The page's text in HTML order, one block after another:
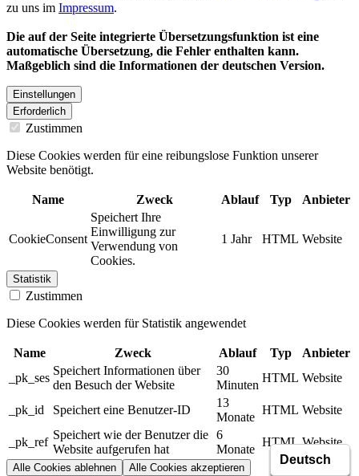
zu uns im Impressum.
Die auf der Seite integrierte Übersetzungsfunktion ist eine
automatische Übersetzung, die Fehler enthalten kann.
Maßgeblich sind die Informationen der deutschen Version.
Einstellungen
Erforderlich
Zustimmen
Diese Cookies werden für eine reibungslose Funktion unserer
Website benötigt.
Name Zweck Ablauf Typ Anbieter
CookieConsent
Speichert Ihre
Einwilligung zur
Verwendung von
Cookies.
1 Jahr HTML Website
Statistik
Zustimmen
Diese Cookies werden für Statistik angewendet
Name Zweck Ablauf Typ
Anbieter
_pk_ses
Speichert Informationen über
den Besuch der Website
30
Minuten
HTML Website
_pk_id Speichert eine Benutzer-ID
13
Monate
HTML Website
_pk_ref
Speichert wie der Benutzer die
Website aufgerufen hat
6
Monate
HTML Website
Alle Cookies ablehnen Alle Cookies akzeptieren